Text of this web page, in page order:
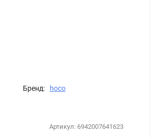
Бренд: hoco
Артикул: 6942007641623